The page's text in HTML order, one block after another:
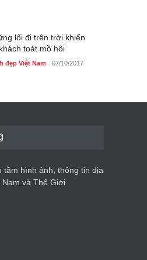
lối đi trên trời khiến
toát mồ hôi
đẹp Việt Nam 07/10/2017
tầm hình ảnh, thông tin địa
và Thế Giới